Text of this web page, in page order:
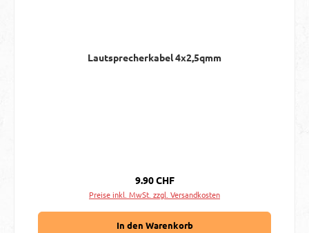
Lautsprecherkabel 4x2,5qmm
Regulärer Preis:
9.90 CHF
Preise inkl. MwSt. zzgl. Versandkosten
In den Warenkorb